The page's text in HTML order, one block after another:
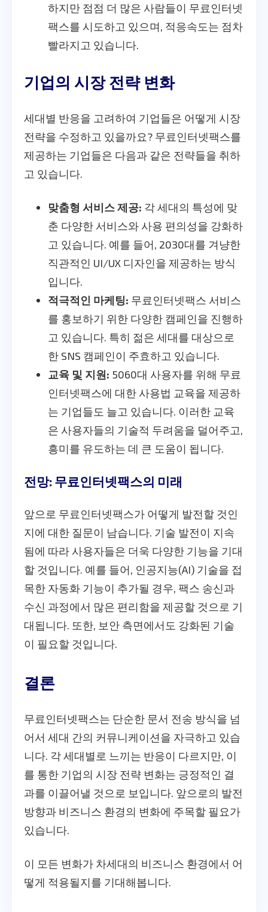
하지만 점점 더 많은 사람들이 무료인터넷
팩스를 시도하고 있으며, 적응속도는 점차
빨라지고 있습니다.
기업의 시장 전략 변화
세대별 반응을 고려하여 기업들은 어떻게 시장
전략을 수정하고 있을까요? 무료인터넷팩스를
제공하는 기업들은 다음과 같은 전략들을 취하
고 있습니다.
맞춤형 서비스 제공: 각 세대의 특성에 맞
춘 다양한 서비스와 사용 편의성을 강화하
고 있습니다. 예를 들어, 2030대를 겨냥한
직관적인 UI/UX 디자인을 제공하는 방식
입니다.
적극적인 마케팅: 무료인터넷팩스 서비스
를 홍보하기 위한 다양한 캠페인을 진행하
고 있습니다. 특히 젊은 세대를 대상으로
한 SNS 캠페인이 주효하고 있습니다.
교육 및 지원: 5060대 사용자를 위해 무료
인터넷팩스에 대한 사용법 교육을 제공하
는 기업들도 늘고 있습니다. 이러한 교육
은 사용자들의 기술적 두려움을 덜어주고,
흥미를 유도하는 데 큰 도움이 됩니다.
전망: 무료인터넷팩스의 미래
앞으로 무료인터넷팩스가 어떻게 발전할 것인
지에 대한 질문이 남습니다. 기술 발전이 지속
됨에 따라 사용자들은 더욱 다양한 기능을 기대
할 것입니다. 예를 들어, 인공지능(AI) 기술을 접
목한 자동화 기능이 추가될 경우, 팩스 송신과
수신 과정에서 많은 편리함을 제공할 것으로 기
대됩니다. 또한, 보안 측면에서도 강화된 기술
이 필요할 것입니다.
결론
무료인터넷팩스는 단순한 문서 전송 방식을 넘
어서 세대 간의 커뮤니케이션을 자극하고 있습
니다. 각 세대별로 느끼는 반응이 다르지만, 이
를 통한 기업의 시장 전략 변화는 긍정적인 결
과를 이끌어낼 것으로 보입니다. 앞으로의 발전
방향과 비즈니스 환경의 변화에 주목할 필요가
있습니다.
이 모든 변화가 차세대의 비즈니스 환경에서 어
떻게 적용될지를 기대해봅니다.